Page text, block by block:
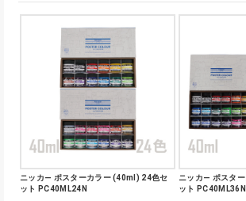
ニッカ― ポスターカラー (40ml) 24色セ
ット PC40ML24N
ニッカ― ポスタ
ット PC40ML36N